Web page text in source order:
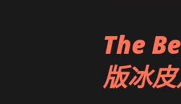
The
版冰